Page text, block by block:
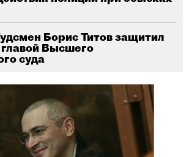
Борис Титов защитил
Высшего
суда